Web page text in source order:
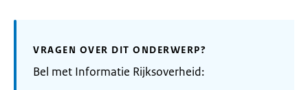
VRAGEN OVER DIT ONDERWERP?
Bel met Informatie Rijksoverheid: